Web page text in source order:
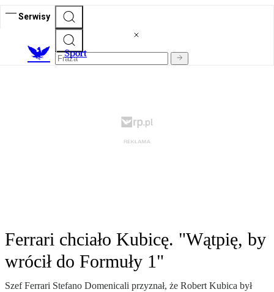
Serwisy
Sport
Ferrari chciało Kubicę. "Wątpię, by
wrócił do Formuły 1"
Szef Ferrari Stefano Domenicali przyznał, że Robert Kubica był